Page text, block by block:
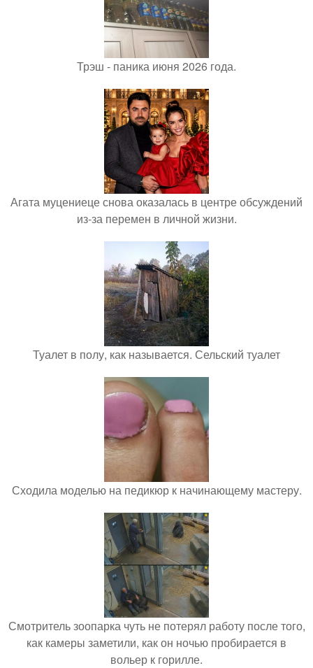
Трэш - паника июня 2026 года.
Агата муцениеце снова оказалась в центре обсуждений
из-за перемен в личной жизни.
Туалет в полу, как называется. Сельский туалет
Сходила моделью на педикюр к начинающему мастеру.
Смотритель зоопарка чуть не потерял работу после того,
как камеры заметили, как он ночью пробирается в
вольер к горилле.